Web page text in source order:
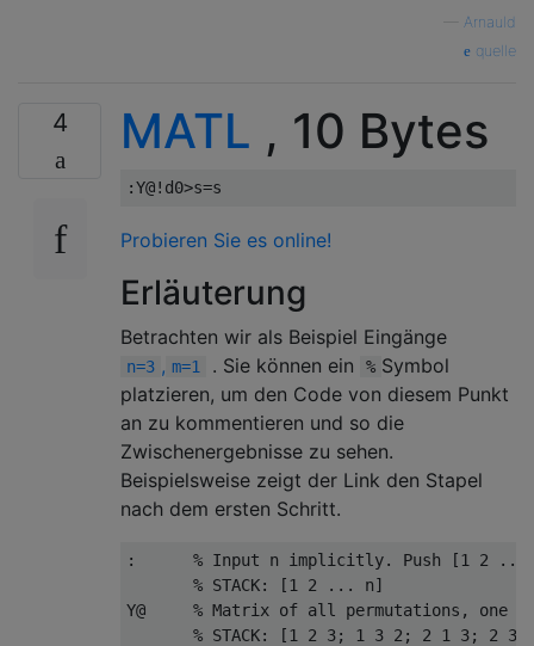
Arnauld
quelle
4 MATL , 10 Bytes
Probieren Sie es online!
Erläuterung
Betrachten wir als Beispiel Eingänge
n=3 , m=1 . Sie können ein % Symbol
platzieren, um den Code von diesem Punkt
an zu kommentieren und so die
Zwischenergebnisse zu sehen.
Beispielsweise zeigt der Link den Stapel
nach dem ersten Schritt.
:      % Input n implicitly. Push [1 2 ...
       % STACK: [1 2 ... n]
Y@     % Matrix of all permutations, one
% STACK: [1 2 3; 1 3 2; 2 1 3; 2 3